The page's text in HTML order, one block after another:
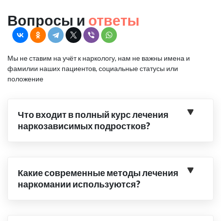
Вопросы и ответы
Мы не ставим на учёт к наркологу, нам не важны имена и
фамилии наших пациентов, социальные статусы или
положение
Что входит в полный курс лечения
наркозависимых подростков?
Какие современные методы лечения
наркомании используются?